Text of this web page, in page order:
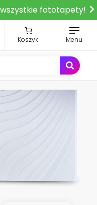
fototapety!
Koszyk Menu